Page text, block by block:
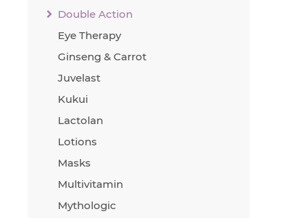
Double Action
Eye Therapy
Ginseng & Carrot
Juvelast
Kukui
Lactolan
Lotions
Masks
Multivitamin
Mythologic